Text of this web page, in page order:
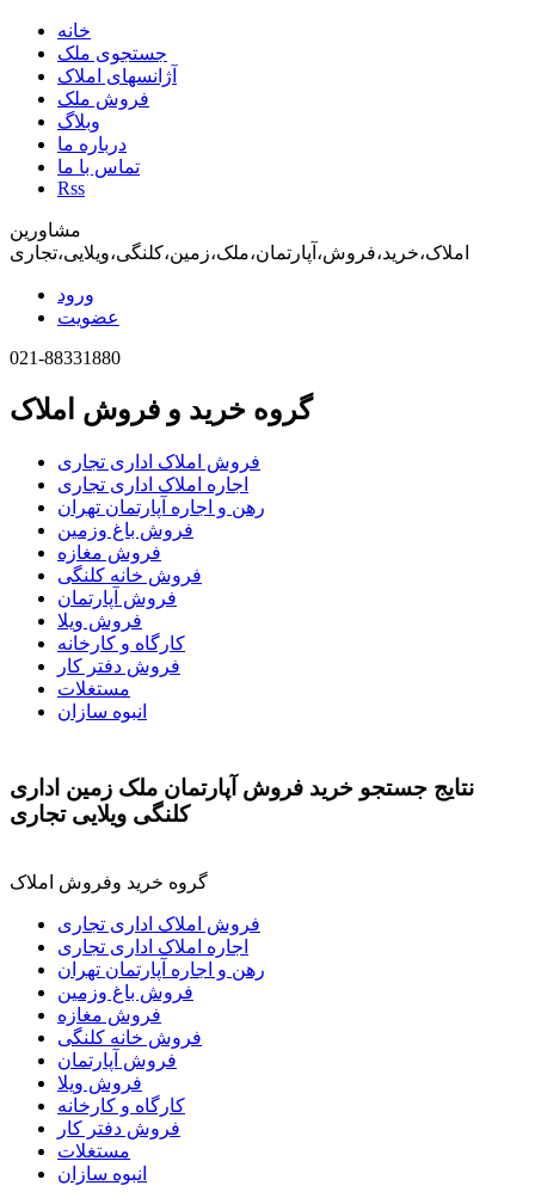
خانه
جستجوی ملک
آژانسهای املاک
فروش ملک
وبلاگ
درباره ما
تماس با ما
Rss
مشاورین
املاک،خرید،فروش،آپارتمان،ملک،زمین،کلنگی،ویلایی،تجاری
ورود
عضویت
021-88331880
گروه خرید و فروش املاک
فروش املاک اداری تجاری
اجاره املاک اداری تجاری
رهن و اجاره آپارتمان تهران
فروش باغ وزمین
فروش مغازه
فروش خانه کلنگی
فروش آپارتمان
فروش ویلا
کارگاه و کارخانه
فروش دفتر کار
مستغلات
انبوه سازان
نتايج جستجو خرید فروش آپارتمان ملک زمین اداری
کلنگی ویلایی تجاری
گروه خرید وفروش املاک
فروش املاک اداری تجاری
اجاره املاک اداری تجاری
رهن و اجاره آپارتمان تهران
فروش باغ وزمین
فروش مغازه
فروش خانه کلنگی
فروش آپارتمان
فروش ویلا
کارگاه و کارخانه
فروش دفتر کار
مستغلات
انبوه سازان